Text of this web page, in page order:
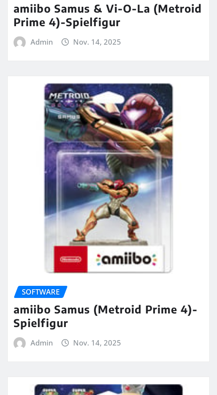
amiibo Samus & Vi-O-La (Metroid
Prime 4)-Spielfigur
Admin Nov. 14, 2025
SOFTWARE
amiibo Samus (Metroid Prime 4)-
Spielfigur
Admin Nov. 14, 2025